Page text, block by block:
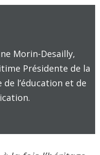
Morin-Desailly,
Présidente de la
l’éducation et de